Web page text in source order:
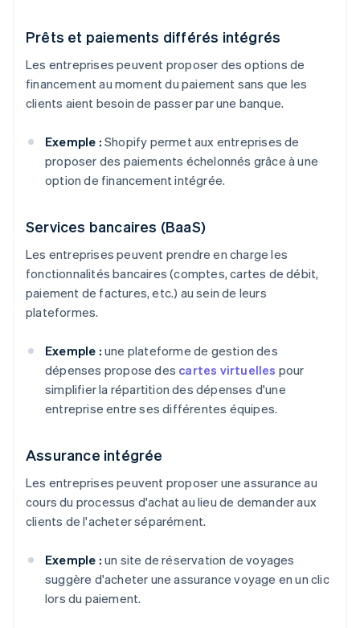
Prêts et paiements différés intégrés
Les entreprises peuvent proposer des options de
financement au moment du paiement sans que les
clients aient besoin de passer par une banque.
Exemple : Shopify permet aux entreprises de
proposer des paiements échelonnés grâce à une
option de financement intégrée.
Services bancaires (BaaS)
Les entreprises peuvent prendre en charge les
fonctionnalités bancaires (comptes, cartes de débit,
paiement de factures, etc.) au sein de leurs
plateformes.
Exemple : une plateforme de gestion des
dépenses propose des cartes virtuelles pour
simplifier la répartition des dépenses d'une
entreprise entre ses différentes équipes.
Assurance intégrée
Les entreprises peuvent proposer une assurance au
cours du processus d'achat au lieu de demander aux
clients de l'acheter séparément.
Exemple : un site de réservation de voyages
suggère d'acheter une assurance voyage en un clic
lors du paiement.